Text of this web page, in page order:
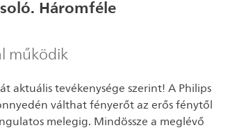
Háromféle
működik
aktuális tevékenysége szerint! A Philips
válthat fényerőt az erős fénytől
melegig. Mindössze a meglévő